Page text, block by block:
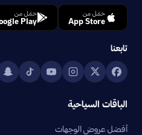
حمّل من
App Store
حمّل من
Play
تابعنا
الباقات السياحية
أفضل عروض الوجهات